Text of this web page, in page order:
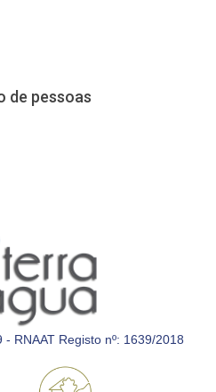
de pessoas
RNAAT Registo nº: 1639/2018